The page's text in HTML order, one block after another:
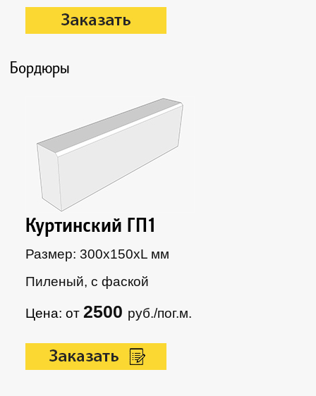
Бордюры
Куртинский ГП1
Размер: 300х150xL мм
Пиленый, с фаской
Цена: от2500 руб./пог.м.